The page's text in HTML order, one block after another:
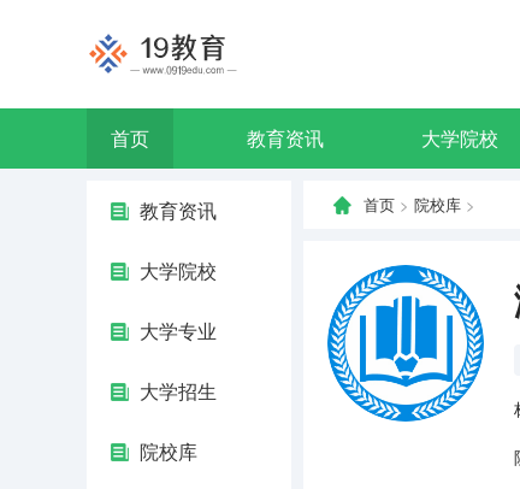
首页 教育资讯 大学院校
教育资讯
大学院校
大学专业
大学招生
院校库
首页 > 院校库 >